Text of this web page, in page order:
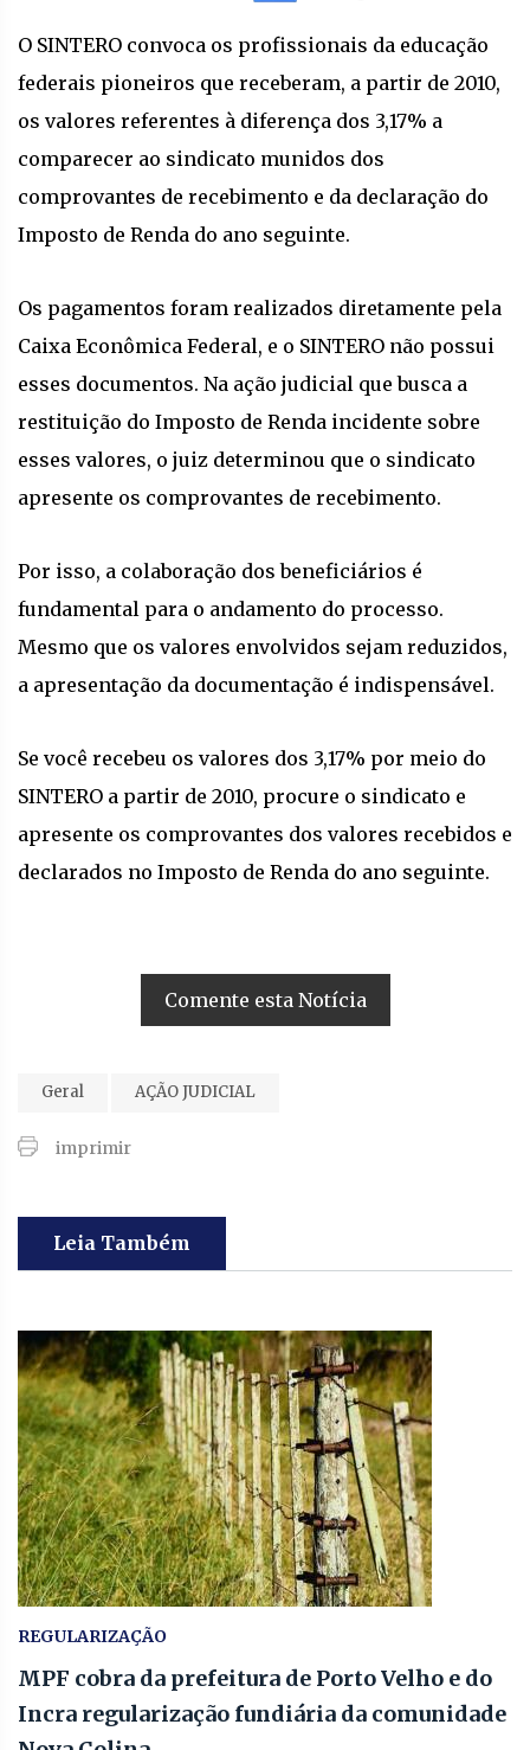
O SINTERO convoca os profissionais da educação
federais pioneiros que receberam, a partir de 2010,
os valores referentes à diferença dos 3,17% a
comparecer ao sindicato munidos dos
comprovantes de recebimento e da declaração do
Imposto de Renda do ano seguinte.
Os pagamentos foram realizados diretamente pela
Caixa Econômica Federal, e o SINTERO não possui
esses documentos. Na ação judicial que busca a
restituição do Imposto de Renda incidente sobre
esses valores, o juiz determinou que o sindicato
apresente os comprovantes de recebimento.
Por isso, a colaboração dos beneficiários é
fundamental para o andamento do processo.
Mesmo que os valores envolvidos sejam reduzidos,
a apresentação da documentação é indispensável.
Se você recebeu os valores dos 3,17% por meio do
SINTERO a partir de 2010, procure o sindicato e
apresente os comprovantes dos valores recebidos e
declarados no Imposto de Renda do ano seguinte.
Comente esta Notícia
Geral AÇÃO JUDICIAL
imprimir
Leia Também
REGULARIZAÇÃO
MPF cobra da prefeitura de Porto Velho e do
Incra regularização fundiária da comunidade